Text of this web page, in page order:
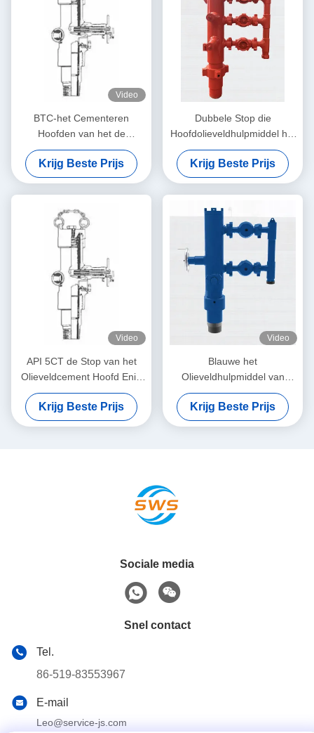
Video
BTC-het Cementeren
Hoofden van het de
Stopcement van het
Olieveldhulpmiddel de Enige
met Verzamelleiding
Krijg Beste Prijs
Dubbele Stop die
Hoofdolieveldhulpmiddel het
Cementeren Verbinding
cementeren 142 Reeksen
Krijg Beste Prijs
Video
API 5CT de Stop van het
Olieveldcement Hoofd Enig
het Cementeren Hoofd
Krijg Beste Prijs
Video
Blauwe het
Olieveldhulpmiddel van
Cementhoofden het
Cementeren Hoofden die
Enige Stop insluiten
Krijg Beste Prijs
Sociale media
Snel contact
Tel.
86-519-83553967
E-mail
Leo@service-js.com